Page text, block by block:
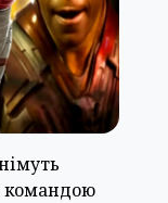
командою